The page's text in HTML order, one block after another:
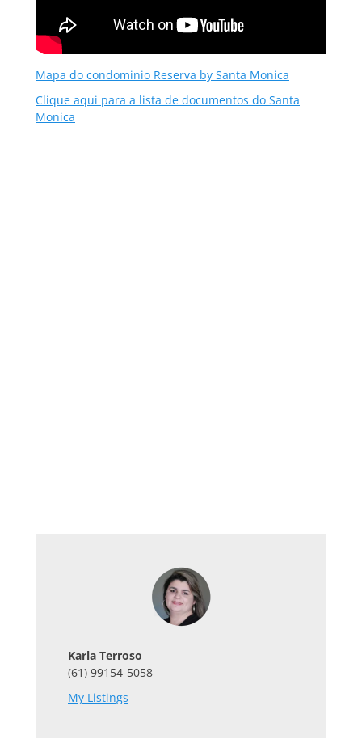
Mapa do condominio Reserva by Santa Monica
Clique aqui para a lista de documentos do Santa
Monica
Karla Terroso
(61) 99154-5058
My Listings